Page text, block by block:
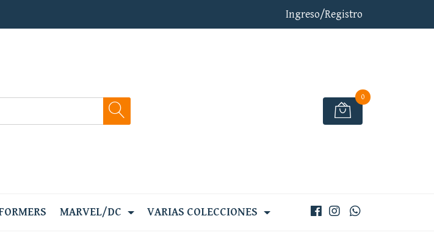
Ingreso/Registro
0
MARVEL/DC VARIAS COLECCIONES